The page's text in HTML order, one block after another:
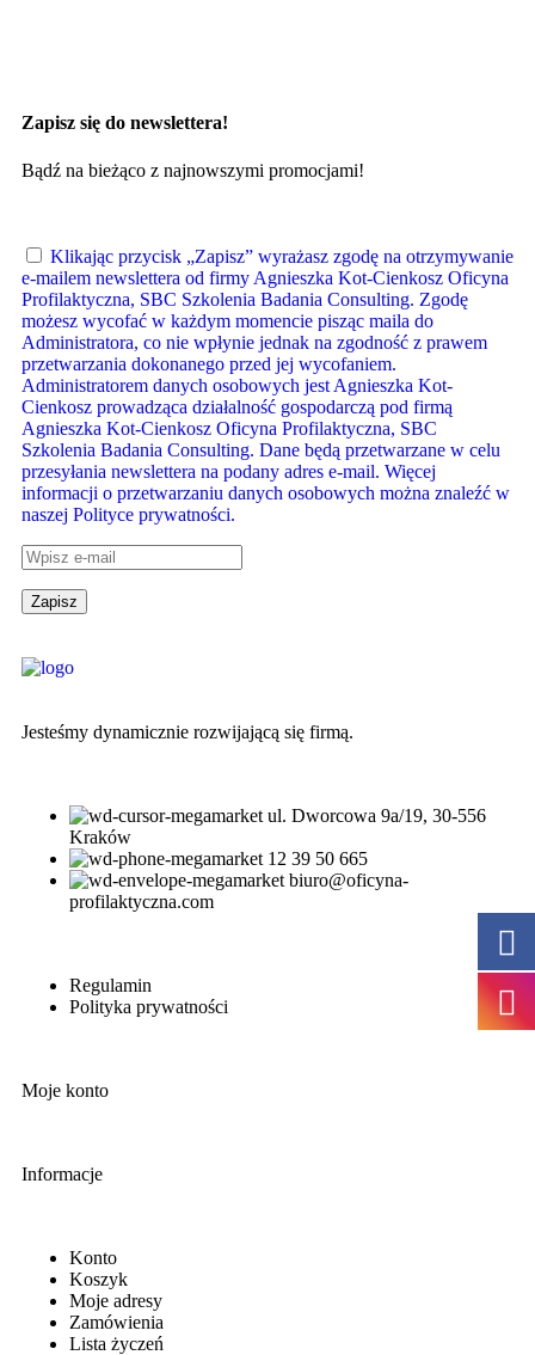
Zapisz się do newslettera!
Bądź na bieżąco z najnowszymi promocjami!
Klikając przycisk „Zapisz” wyrażasz zgodę na otrzymywanie
e-mailem newslettera od firmy Agnieszka Kot-Cienkosz Oficyna
Profilaktyczna, SBC Szkolenia Badania Consulting. Zgodę
możesz wycofać w każdym momencie pisząc maila do
Administratora, co nie wpłynie jednak na zgodność z prawem
przetwarzania dokonanego przed jej wycofaniem.
Administratorem danych osobowych jest Agnieszka Kot-
Cienkosz prowadząca działalność gospodarczą pod firmą
Agnieszka Kot-Cienkosz Oficyna Profilaktyczna, SBC
Szkolenia Badania Consulting. Dane będą przetwarzane w celu
przesyłania newslettera na podany adres e-mail. Więcej
informacji o przetwarzaniu danych osobowych można znaleźć w
naszej Polityce prywatności.
Jesteśmy dynamicznie rozwijającą się firmą.
ul. Dworcowa 9a/19, 30-556
Kraków
12 39 50 665
biuro@oficyna-
profilaktyczna.com
Regulamin
Polityka prywatności
Moje konto
Informacje
Konto
Koszyk
Moje adresy
Zamówienia
Lista życzeń